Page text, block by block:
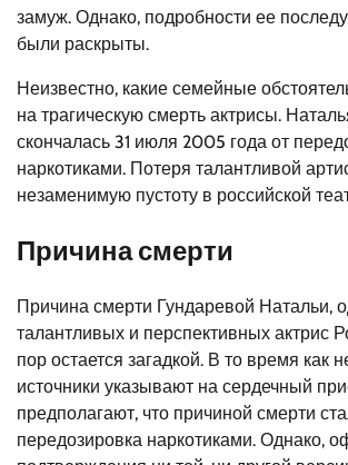
замуж. Однако, подробности ее
были раскрыты.
Неизвестно, какие семейные
на трагическую смерть актрисы.
скончалась 31 июля 2005 года от
наркотиками. Потеря талантливой
незаменимую пустоту в российской
Причина смерти
Причина смерти Гундаревой Натальи,
талантливых и перспективных актрис
пор остается загадкой. В то время как
источники указывают на сердечный
предполагают, что причиной смерти
передозировка наркотиками. Однако,